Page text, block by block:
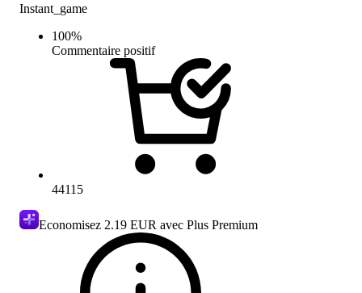
Instant_game
100%
Commentaire positif
44115
Economisez 2.19 EUR avec Plus Premium